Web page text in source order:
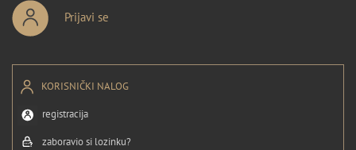
Prijavi se
KORISNIČKI NALOG
registracija
zaboravio si lozinku?